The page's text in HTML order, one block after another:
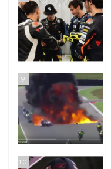
9
10